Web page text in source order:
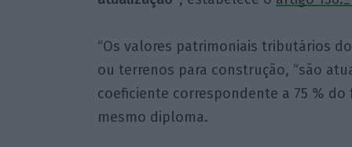
“Os valores patrimoniais tributários
ou terrenos para construção, “são
coeficiente correspondente a 75 %
mesmo diploma.